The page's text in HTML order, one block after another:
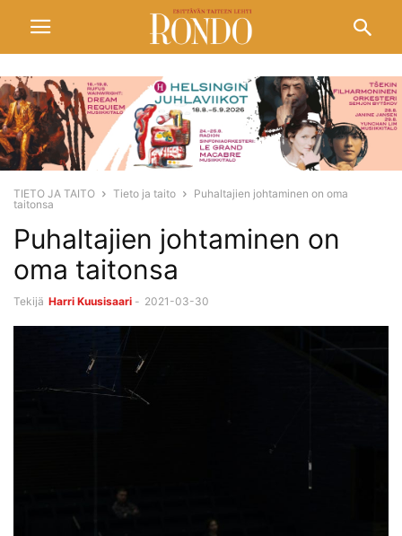
TIETO JA TAITO Tieto ja taito
Puhaltajien johtaminen on oma
taitonsa
Puhaltajien johtaminen on
oma taitonsa
Tekijä Harri Kuusisaari - 2021-03-30